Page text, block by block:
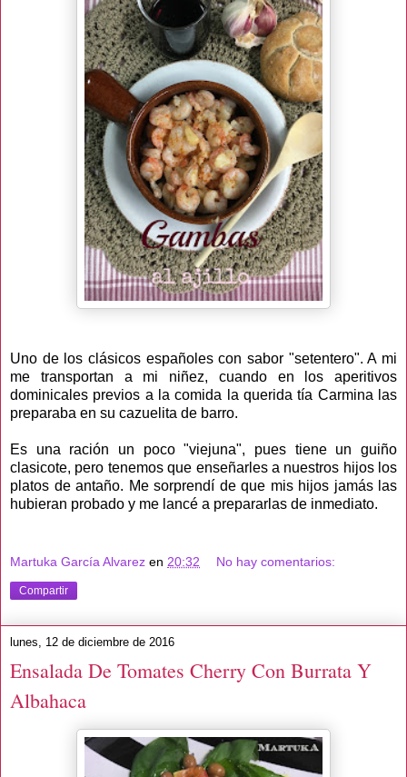
Uno de los clásicos españoles con sabor "setentero". A mi
me transportan a mi niñez, cuando en los aperitivos
dominicales previos a la comida la querida tía Carmina las
preparaba en su cazuelita de barro.
Es una ración un poco "viejuna", pues tiene un guiño
clasicote, pero tenemos que enseñarles a nuestros hijos los
platos de antaño. Me sorprendí de que mis hijos jamás las
hubieran probado y me lancé a prepararlas de inmediato.
Martuka García Alvarez en 20:32 No hay comentarios:
Compartir
lunes, 12 de diciembre de 2016
Ensalada De Tomates Cherry Con Burrata Y
Albahaca